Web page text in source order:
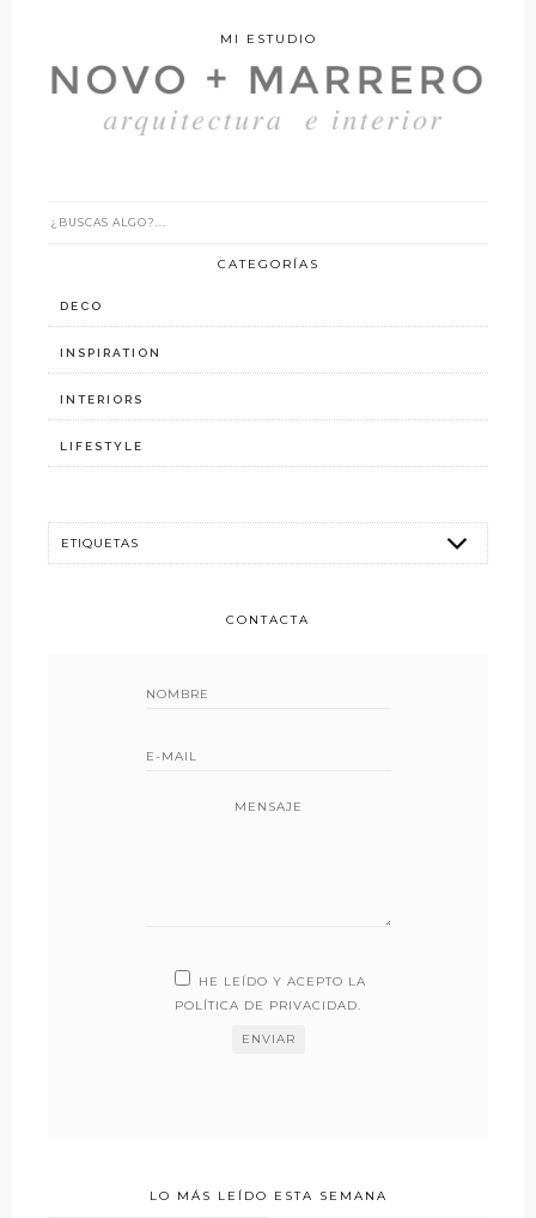
MI ESTUDIO
CATEGORÍAS
DECO
INSPIRATION
INTERIORS
LIFESTYLE
CONTACTA
MENSAJE
HE LEÍDO Y ACEPTO LA
POLÍTICA DE PRIVACIDAD.
LO MÁS LEÍDO ESTA SEMANA